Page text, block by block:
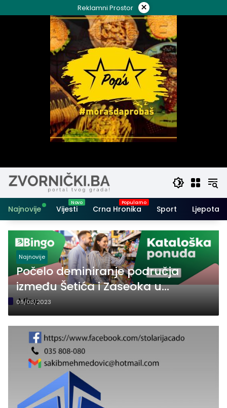
to
Reklamni Prostor ×
Najnovije Vijesti Crna Hronika Sport Ljepota i
Mine
Najnovije
Počelo deminiranje područja
između Šetića i Zaseoka u
Zvorniku
09/03/2023